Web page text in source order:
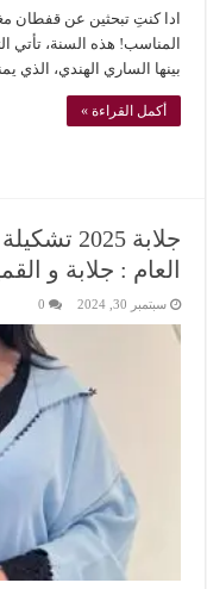
المناسب! هذه السنة، تأتي
بينها الساري الهندي، الذي
أكمل القراءة »
جلابة
العام : جلابة و
سبتمبر 30, 2024 0